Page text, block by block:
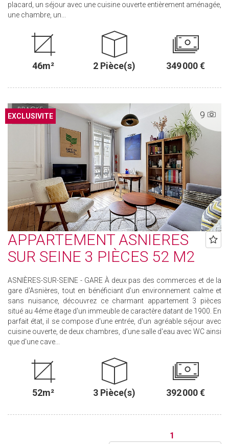
placard, un séjour avec une cuisine ouverte entièrement aménagée,
une chambre, un...
46m² 2 Pièce(s) 349 000 €
9
EXCLUSIF
EXCLUSIVITE
APPARTEMENT ASNIERES
SUR SEINE 3 PIÈCES 52 M2
ASNIÈRES-SUR-SEINE - GARE À deux pas des commerces et de la
gare d'Asnières, tout en bénéficiant d'un environnement calme et
sans nuisance, découvrez ce charmant appartement 3 pièces
situé au 4éme étage d'un immeuble de caractère datant de 1900. En
parfait état, il se compose d'une entrée, d'un agréable séjour avec
cuisine ouverte, de deux chambres, d'une salle d'eau avec WC ainsi
que d'une cave...
52m² 3 Pièce(s) 392 000 €
1